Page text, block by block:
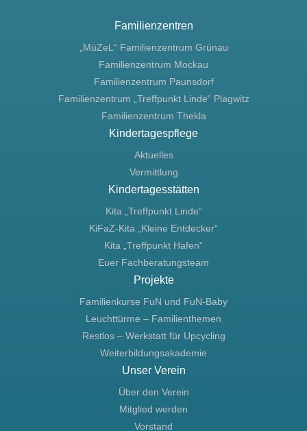
Familienzentren
„MüZeL“ Familienzentrum Grünau
Familienzentrum Mockau
Familienzentrum Paunsdorf
Familienzentrum „Treffpunkt Linde“ Plagwitz
Familienzentrum Thekla
Kindertagespflege
Aktuelles
Vermittlung
Kindertagesstätten
Kita „Treffpunkt Linde“
KiFaZ-Kita „Kleine Entdecker“
Kita „Treffpunkt Hafen“
Euer Fachberatungsteam
Projekte
Familienkurse FuN und FuN-Baby
Leuchttürme – Familienthemen
Restlos – Werkstatt für Upcycling
Weiterbildungsakademie
Unser Verein
Über den Verein
Mitglied werden
Vorstand